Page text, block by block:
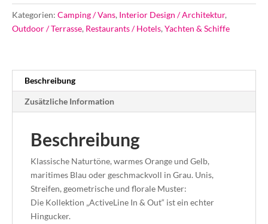
Kategorien: Camping / Vans, Interior Design / Architektur,
Outdoor / Terrasse, Restaurants / Hotels, Yachten & Schiffe
Beschreibung
Zusätzliche Information
Beschreibung
Klassische Naturtöne, warmes Orange und Gelb,
maritimes Blau oder geschmackvoll in Grau. Unis,
Streifen, geometrische und florale Muster:
Die Kollektion „ActiveLine In & Out“ ist ein echter
Hingucker.